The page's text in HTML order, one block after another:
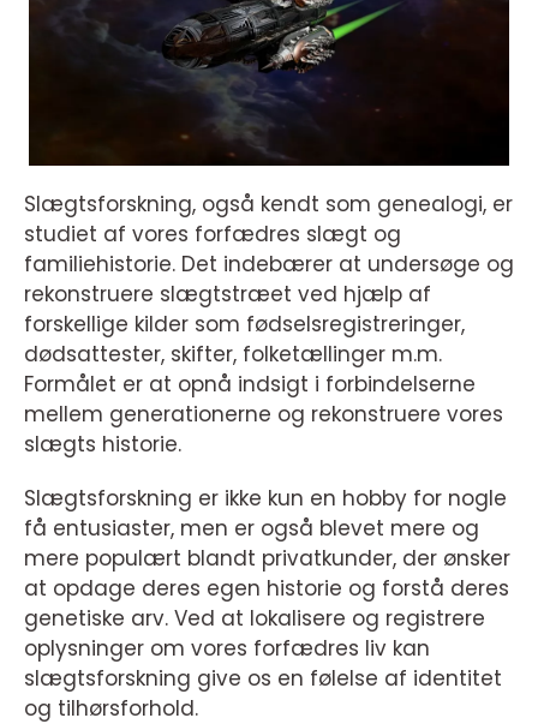
Slægtsforskning, også kendt som genealogi, er
studiet af vores forfædres slægt og
familiehistorie. Det indebærer at undersøge og
rekonstruere slægtstræet ved hjælp af
forskellige kilder som fødselsregistreringer,
dødsattester, skifter, folketællinger m.m.
Formålet er at opnå indsigt i forbindelserne
mellem generationerne og rekonstruere vores
slægts historie.
Slægtsforskning er ikke kun en hobby for nogle
få entusiaster, men er også blevet mere og
mere populært blandt privatkunder, der ønsker
at opdage deres egen historie og forstå deres
genetiske arv. Ved at lokalisere og registrere
oplysninger om vores forfædres liv kan
slægtsforskning give os en følelse af identitet
og tilhørsforhold.